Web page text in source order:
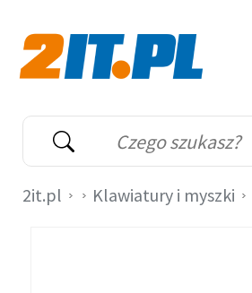
Wyszukiwarka
Słowo kluczowe
2it.pl Klawiatury i myszki